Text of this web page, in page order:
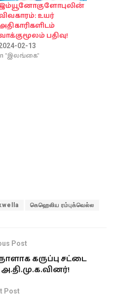
உயர்
பதிவு!
02-13
"இலங்கை"
கெஹெலிய ரம்புக்வெல்ல
Post
கருப்பு சட்டை
Post